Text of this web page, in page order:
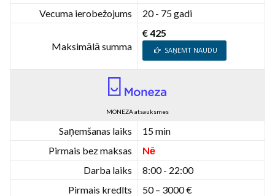
Vecuma ierobežojums
20 - 75 gadi
Maksimālā summa
€ 425
SAŅEMT NAUDU
MONEZA atsauksmes
Saņemšanas laiks
15 min
Pirmais bez maksas
Nē
Darba laiks
8:00 - 22:00
Pirmais kredīts
50 – 3000 €